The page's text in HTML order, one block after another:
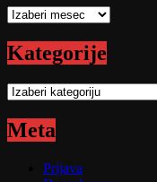
Arhive
Kategorije
Kategorije
Meta
Prijava